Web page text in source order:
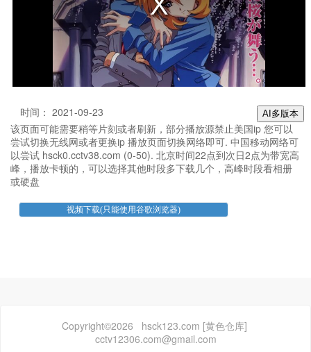
AI多版本
时间： 2021-09-23
该页面可能需要稍等片刻或者刷新，部分播放源禁止美国ip 您可以
尝试切换无线网或者更换ip 播放页面切换网络即可. 中国移动网络可
以尝试 hsck0.cctv38.com (0-50). 北京时间22点到次日2点为带宽高
峰，播放卡顿的，可以选择其他时段多下载几个，高峰时段看相册
或硬盘
Copyright©2026 hsck123.com [黄色仓库]
cctv12306.com@gmail.com